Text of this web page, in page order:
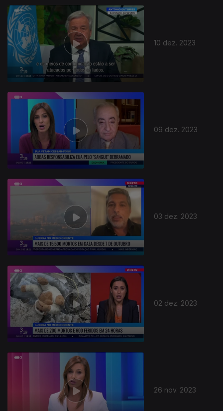
10 dez. 2023
09 dez. 2023
03 dez. 2023
02 dez. 2023
26 nov. 2023
730959